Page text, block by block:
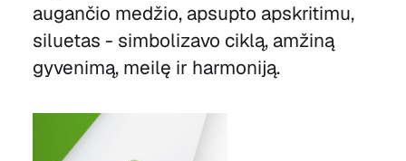
augančio medžio, apsupto apskritimu,
siluetas - simbolizavo ciklą, amžiną
gyvenimą, meilę ir harmoniją.